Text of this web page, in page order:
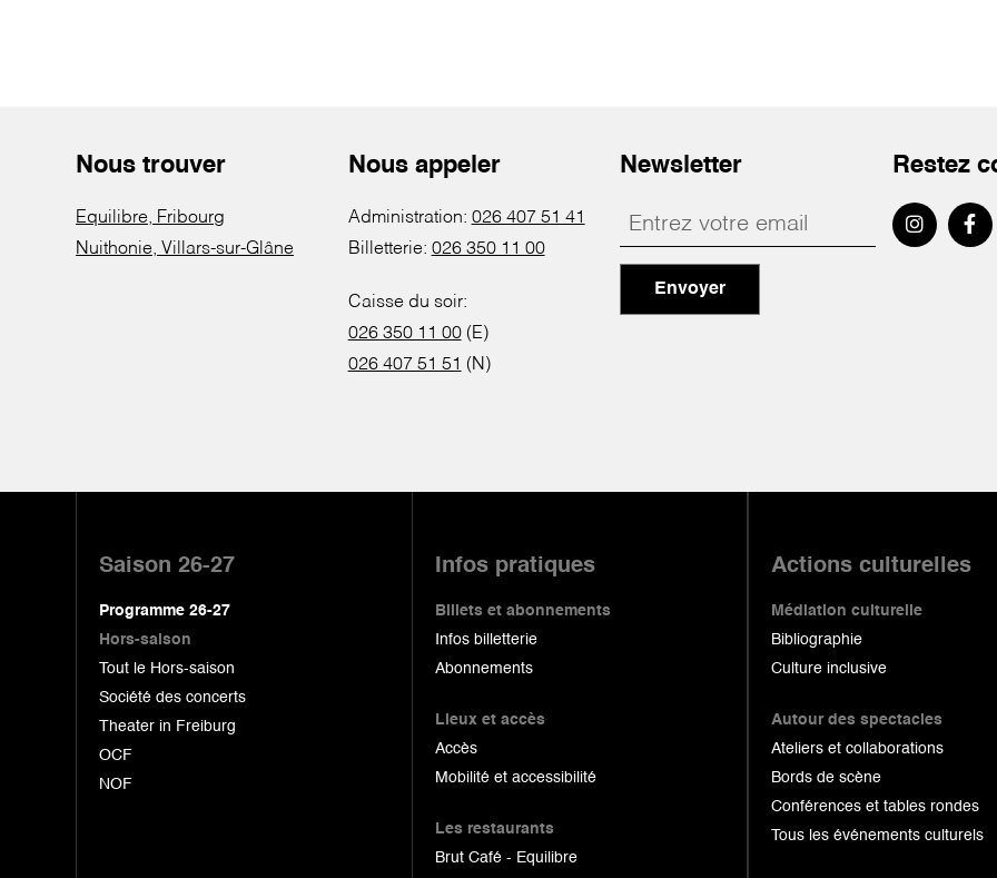
Nous trouver
Equilibre, Fribourg
Nuithonie, Villars-sur-Glâne
Nous appeler
Administration: 026 407 51 41
Billetterie: 026 350 11 00
Caisse du soir:
026 350 11 00(E)
026 407 51 51 (N)
Newsletter
Envoyer
Restez
Saison 26-27
Programme 26-27
Hors-saison
Tout le Hors-saison
Société des concerts
Theater in Freiburg
OCF
NOF
Infos pratiques
Billets et abonnements
Infos billetterie
Abonnements
Lieux et accès
Accès
Mobilité et accessibilité
Les restaurants
Brut Café - Equilibre
Actions culturelles
Médiation culturelle
Bibliographie
Culture inclusive
Autour des spectacles
Ateliers et collaborations
Bords de scène
Conférences et tables rondes
Tous les événements culturels